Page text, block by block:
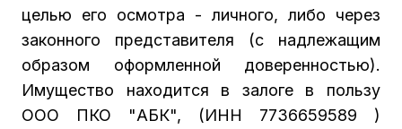
целью его осмотра - личного, либо через
законного представителя (с надлежащим
образом оформленной доверенностью).
Имущество находится в залоге в пользу
ООО ПКО "АБК", (ИНН 7736659589 )